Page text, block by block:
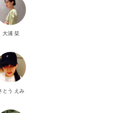
大浦 栞
とう えみ